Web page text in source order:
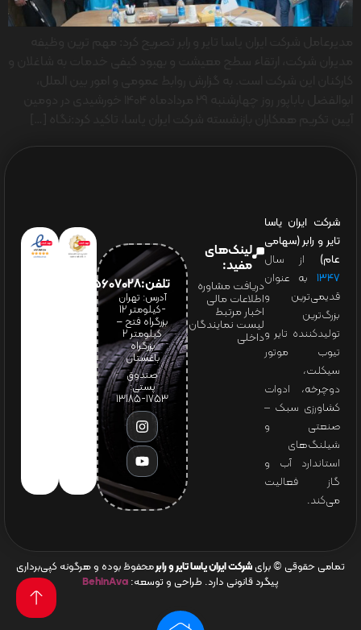
شرکت ایران یاسا
تایر و رابر (سهامی
عام) از سال
۱۳۴۷ به عنوان
قدیمی‌ترین و
بزرگ‌ترین
تولیدکننده تایر و
تیوب موتور
سیکلت،
دوچرخه، ادوات
کشاورزی سبک –
صنعتی و
شیلنگ‌های
استاندارد آب و
گاز فعالیت
می‌کند.
لینک‌های
مفید:
دریافت مشاوره
اطلاعات مالی
اخبار مرتبط
لیست نمایندگان
داخلی
تلفن:65607028(021)
آدرس: تهران
-کیلومتر 12
بزرگراه فتح –
کیلومتر ۲
بزرگراه
باغستان
صندوق
پستی:
1753-13185
تمامی حقوقی © برای شرکت ایران یاسا تایر و رابرمحفوظ بوده و هرگونه کپی‌برداری
پیگرد قانونی دارد. طراحی و توسعه: BehinAva